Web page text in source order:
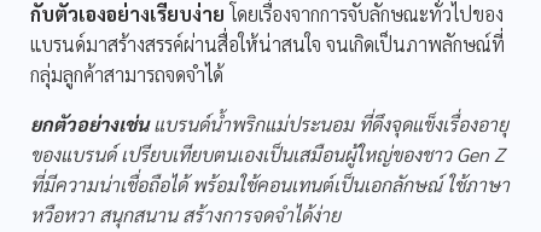
กับตัวเองอย่างเรียบง่าย โดยเรื่องจากการจับลักษณะทั่วไปของ
แบรนด์มาสร้างสรรค์ผ่านสื่อให้น่าสนใจ จนเกิดเป็นภาพลักษณ์ที่
กลุ่มลูกค้าสามารถจดจำได้
ยกตัวอย่างเช่นแบรนด์น้ำพริกแม่ประนอม ที่ดึงจุดแข็งเรื่องอายุ
ของแบรนด์ เปรียบเทียบตนเองเป็นเสมือนผู้ใหญ่ของชาว Gen Z
ที่มีความน่าเชื่อถือได้ พร้อมใช้คอนเทนต์เป็นเอกลักษณ์ ใช้ภาษา
หวือหวา สนุกสนาน สร้างการจดจำได้ง่าย